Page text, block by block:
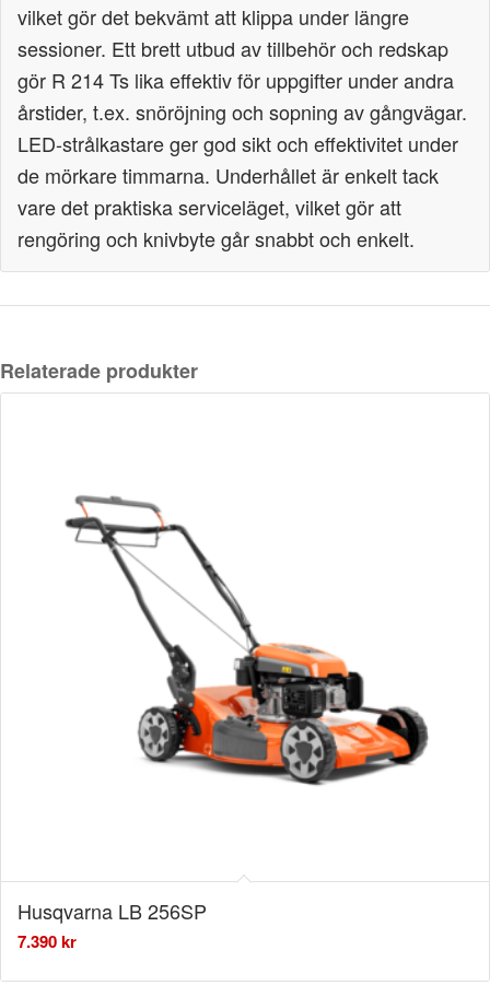
vilket gör det bekvämt att klippa under längre
sessioner. Ett brett utbud av tillbehör och redskap
gör R 214 Ts lika effektiv för uppgifter under andra
årstider, t.ex. snöröjning och sopning av gångvägar.
LED-strålkastare ger god sikt och effektivitet under
de mörkare timmarna. Underhållet är enkelt tack
vare det praktiska serviceläget, vilket gör att
rengöring och knivbyte går snabbt och enkelt.
Relaterade produkter
Husqvarna LB 256SP
7.390kr